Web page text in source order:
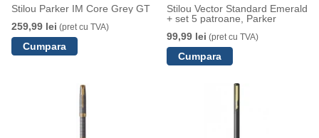
Stilou Parker IM Core Grey GT
259,99 lei (pret cu TVA)
Stilou Vector Standard Emerald
+ set 5 patroane, Parker
99,99 lei (pret cu TVA)